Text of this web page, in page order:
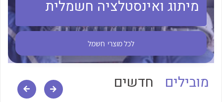
מיתוג ואינסטלציה חשמלית
לכל מוצרי חשמל
מובילים חדשים